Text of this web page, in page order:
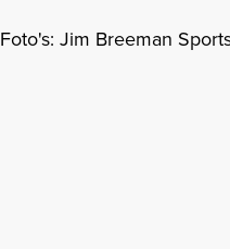
Foto's: Jim Breeman